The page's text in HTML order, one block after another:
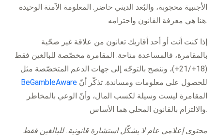
الأجنبية محجوبة، والبُعد الديني حاضر. المعلومة الآمنة الوحيدة
هنا هي معرفة القانون واحترامه.
إذا كنت أنت أو أحد أقاربك تعانون من علاقة غير صحّية
بالمقامرة، فالمساعدة متاحة. المقامرة مخصّصة للبالغين فقط
(18+/21+)، وننصح بالتوجّه إلى جهات الدعم المتخصّصة مثل
BeGambleAware
المقامرة ليست وسيلة لكسب المال، وأنّ الوعي بالمخاطر
والالتزام بالقانون المحلي هما الأساس.
محتوى إعلامي عام لا يشكّل استشارة قانونية. للبالغين فقط